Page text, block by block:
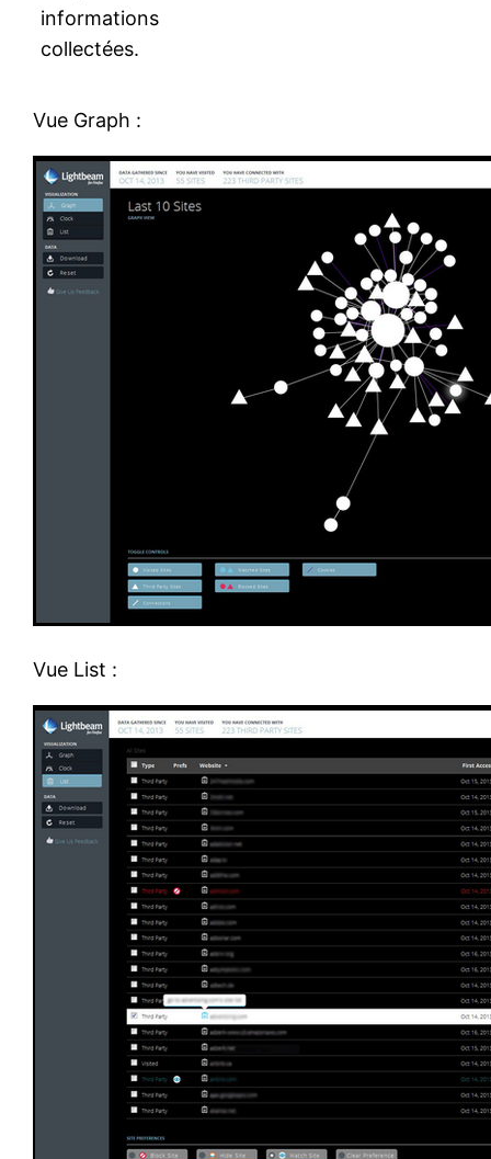
informations
collectées.
Vue Graph :
Vue List :